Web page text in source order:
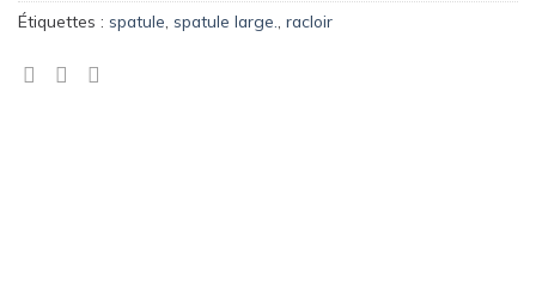
Étiquettes : spatule spatule large. racloir